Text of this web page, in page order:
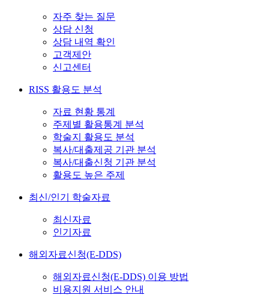
자주 찾는 질문
상담 신청
상담 내역 확인
고객제안
신고센터
RISS 활용도 분석
자료 현황 통계
주제별 활용통계 분석
학술지 활용도 분석
복사/대출제공 기관 분석
복사/대출신청 기관 분석
활용도 높은 주제
최신/인기 학술자료
최신자료
인기자료
해외자료신청(E-DDS)
해외자료신청(E-DDS) 이용 방법
비용지원 서비스 안내